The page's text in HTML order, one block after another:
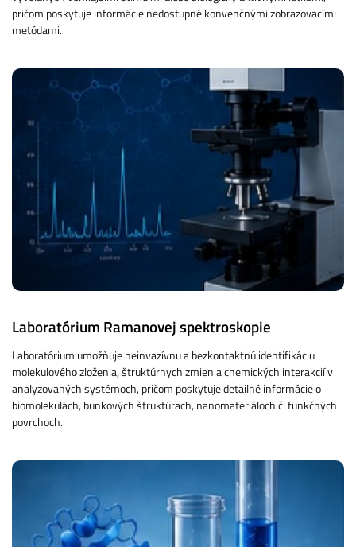
pričom poskytuje informácie nedostupné konvenčnými zobrazovacími
metódami.
Laboratórium Ramanovej spektroskopie
Laboratórium umožňuje neinvazívnu a bezkontaktnú identifikáciu
molekulového zloženia, štruktúrnych zmien a chemických interakcií v
analyzovaných systémoch, pričom poskytuje detailné informácie o
biomolekulách, bunkových štruktúrach, nanomateriáloch či funkčných
povrchoch.